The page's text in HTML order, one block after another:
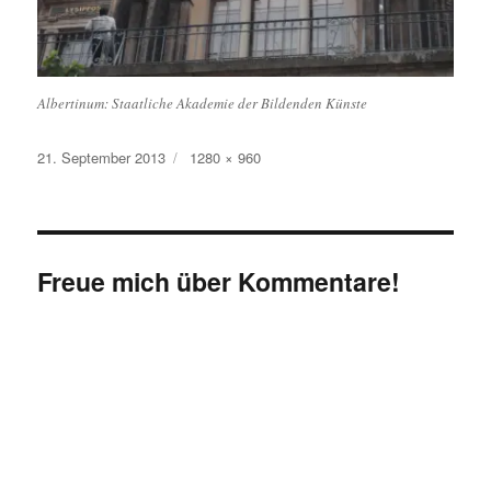
Albertinum: Staatliche Akademie der Bildenden Künste
Veröffentlicht
21. September 2013 Originalgröße
1280 × 960
Freue mich über Kommentare!